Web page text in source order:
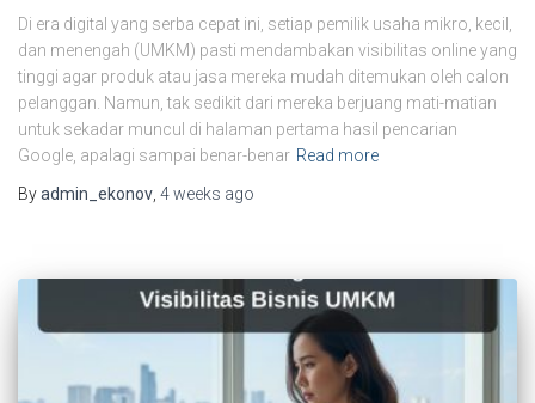
Di era digital yang serba cepat ini, setiap pemilik usaha mikro, kecil,
dan menengah (UMKM) pasti mendambakan visibilitas online yang
tinggi agar produk atau jasa mereka mudah ditemukan oleh calon
pelanggan. Namun, tak sedikit dari mereka berjuang mati-matian
untuk sekadar muncul di halaman pertama hasil pencarian
Google, apalagi sampai benar-benar Read more
Byadmin_ekonov, 4 weeks ago